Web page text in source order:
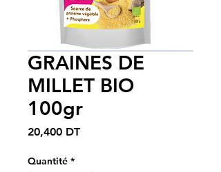
GRAINES DE
MILLET BIO
100gr
20,400 DTPrix
Quantité *